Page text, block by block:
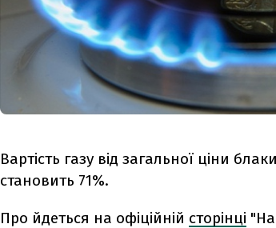
Вартість газу від загальної ціни
становить 71%.
Про йдеться на офіційній сторінці